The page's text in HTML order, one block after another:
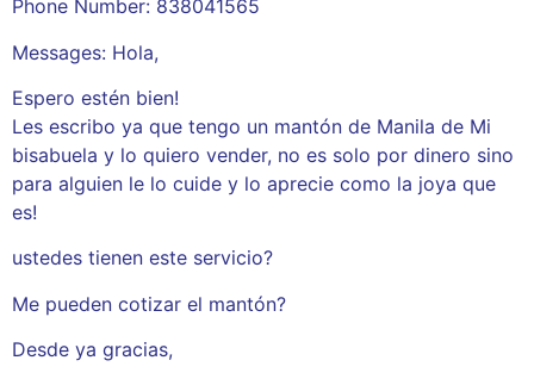
Phone Number: 838041565
Messages: Hola,
Espero estén bien!
Les escribo ya que tengo un mantón de Manila de Mi
bisabuela y lo quiero vender, no es solo por dinero sino
para alguien le lo cuide y lo aprecie como la joya que
es!
ustedes tienen este servicio?
Me pueden cotizar el mantón?
Desde ya gracias,